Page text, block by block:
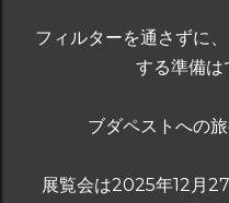
フィルターを通さずに
する準備は
ブダペストへの
展覧会は2025年12月